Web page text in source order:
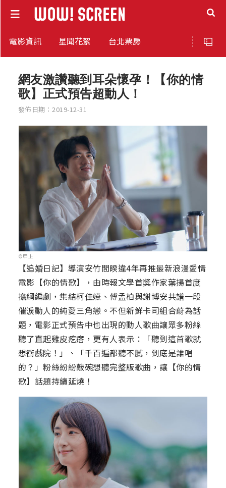
電影資訊 星聞花絮 台北票房
網友激讚聽到耳朵懷孕！【你的情
歌】正式預告超動人！
發佈日期：2019-12-31
©甲上
【追婚日記】導演安竹間睽違4年再推最新浪漫愛情
電影【你的情歌】，由時報文學首獎作家葉揚首度
擔綱編劇，集結柯佳嬿、傅孟柏與謝博安共譜一段
催淚動人的純愛三角戀。不但新鮮卡司組合蔚為話
題，電影正式預告中也出現的動人歌曲讓眾多粉絲
聽了直起雞皮疙瘩，更有人表示：「聽到這首歌就
想衝戲院！」、「千百遍都聽不膩，到底是誰唱
的？」粉絲紛紛敲碗想聽完整版歌曲，讓【你的情
歌】話題持續延燒！